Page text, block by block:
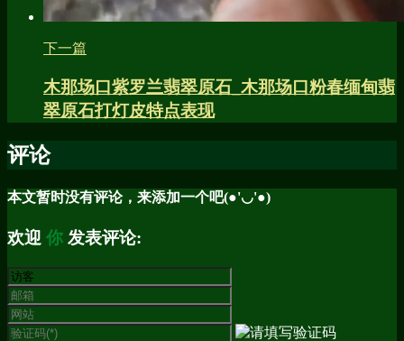
下一篇
木那场口紫罗兰翡翠原石_木那场口粉春缅甸翡
翠原石打灯皮特点表现
评论
本文暂时没有评论，来添加一个吧(●'◡'●)
欢迎 你 发表评论: